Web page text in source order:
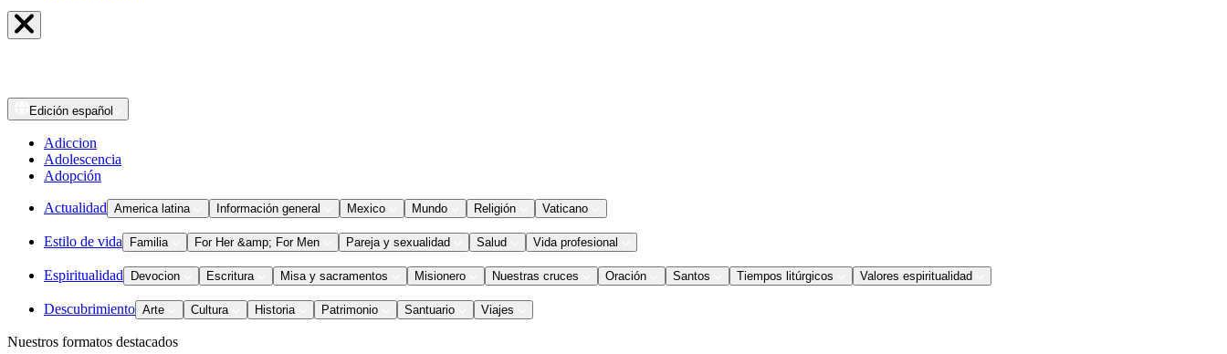
Edición español
Adiccion
Adolescencia
Adopción
Actualidad America latina Información general Mexico Mundo Religión Vaticano
Estilo de vida Familia For Her &amp; For Men Pareja y sexualidad Salud Vida profesional
Espiritualidad Devocion Escritura Misa y sacramentos Misionero Nuestras cruces Oración Santos Tiempos litúrgicos Valores espiritualidad
Descubrimiento Arte Cultura Historia Patrimonio Santuario Viajes
Nuestros formatos destacados